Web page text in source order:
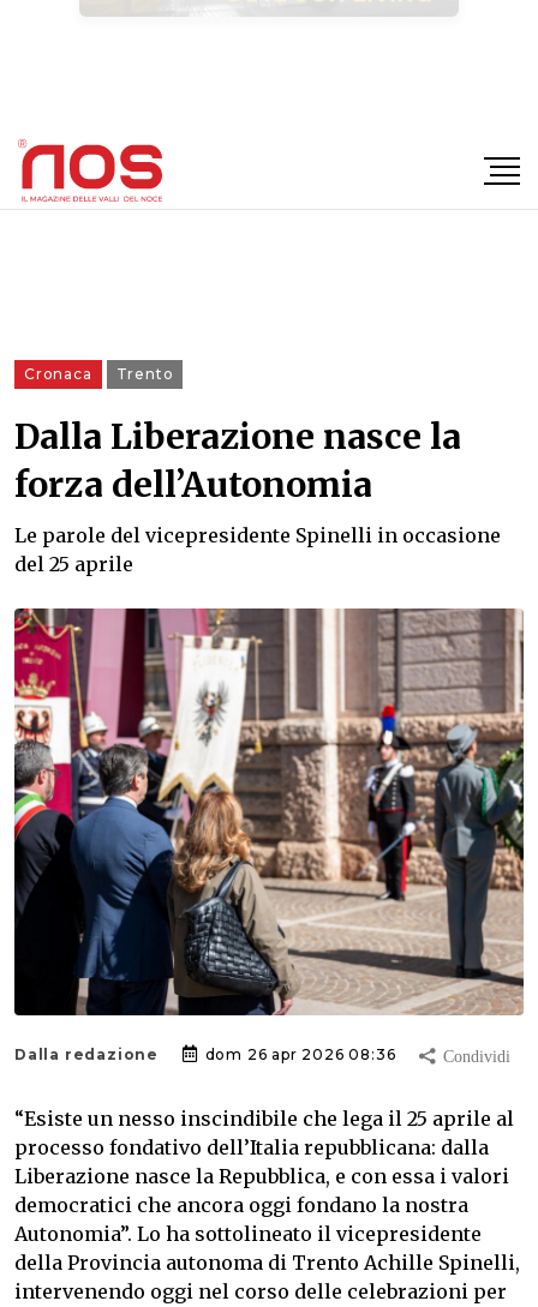
×
Cronaca Trento
Dalla Liberazione nasce la
forza dell’Autonomia
Le parole del vicepresidente Spinelli in occasione
del 25 aprile
Dalla redazione dom 26 apr 2026 08:36
“Esiste un nesso inscindibile che lega il 25 aprile al
processo fondativo dell’Italia repubblicana: dalla
Liberazione nasce la Repubblica, e con essa i valori
democratici che ancora oggi fondano la nostra
Autonomia”. Lo ha sottolineato il vicepresidente
della Provincia autonoma di Trento Achille Spinelli,
intervenendo oggi nel corso delle celebrazioni per